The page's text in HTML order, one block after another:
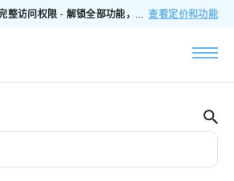
🔥$200/月畅享Tenjin完整访问权限 - 解锁全部功能，无隐藏费用，随时可取消 查看定价和功能